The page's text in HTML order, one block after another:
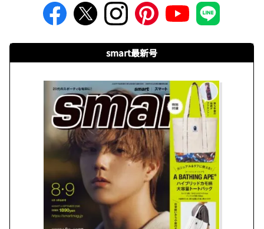
smart最新号